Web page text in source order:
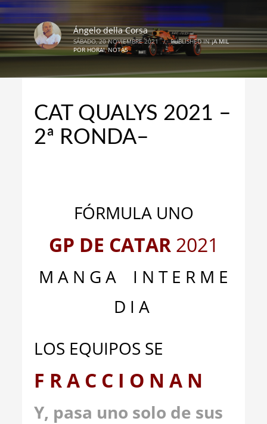
Ángelo della Corsa
SÁBADO, 20 NOVIEMBRE 2021 / PUBLISHED IN¡A MIL
POR HORA!,NOTAS
CAT QUALYS 2021 –
2ª RONDA–
FÓRMULA UNO
GP DE CATAR 2021
M A N G A I N T E R M E
D I A
LOS EQUIPOS SE
F R A C C I O N A N
Y, pasa uno solo de sus